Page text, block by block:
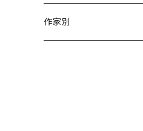
ガラス
茶壺 急须 土瓶
作家別